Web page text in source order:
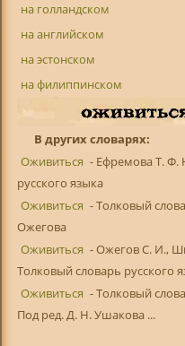
на голландском
на английском
на эстонском
на филиппинском
В других словарях:
Оживиться - Ефремова Т. Ф.
русского языка
Оживиться - Толковый
Ожегова
Оживиться - Ожегов С. И.,
Толковый словарь русского
Оживиться - Толковый
Под ред. Д. Н. Ушакова ...